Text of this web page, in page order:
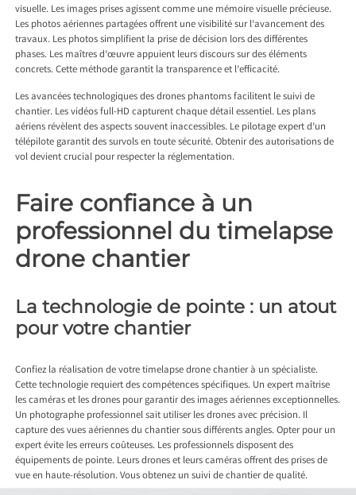
visuelle. Les images prises agissent comme une mémoire visuelle précieuse.
Les photos aériennes partagées offrent une visibilité sur l’avancement des
travaux. Les photos simplifient la prise de décision lors des différentes
phases. Les maîtres d’œuvre appuient leurs discours sur des éléments
concrets. Cette méthode garantit la transparence et l’efficacité.
Les avancées technologiques des drones phantoms facilitent le suivi de
chantier. Les vidéos full-HD capturent chaque détail essentiel. Les plans
aériens révèlent des aspects souvent inaccessibles. Le pilotage expert d’un
télépilote garantit des survols en toute sécurité. Obtenir des autorisations de
vol devient crucial pour respecter la réglementation.
Faire confiance à un
professionnel du timelapse
drone chantier
La technologie de pointe : un atout
pour votre chantier
Confiez la réalisation de votre timelapse drone chantier à un spécialiste.
Cette technologie requiert des compétences spécifiques. Un expert maîtrise
les caméras et les drones pour garantir des images aériennes exceptionnelles.
Un photographe professionnel sait utiliser les drones avec précision. Il
capture des vues aériennes du chantier sous différents angles. Opter pour un
expert évite les erreurs coûteuses. Les professionnels disposent des
équipements de pointe. Leurs drones et leurs caméras offrent des prises de
vue en haute-résolution. Vous obtenez un suivi de chantier de qualité.